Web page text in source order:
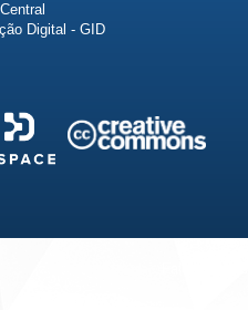
Digital - GID